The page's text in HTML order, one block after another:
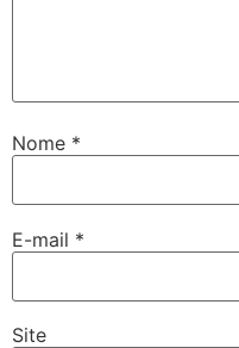
Nome *
E-mail *
Site